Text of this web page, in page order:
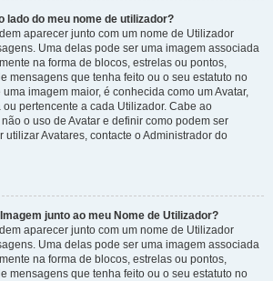
lado do meu nome de utilizador?
aparecer junto com um nome de Utilizador
Uma delas pode ser uma imagem associada
na forma de blocos, estrelas ou pontos,
mensagens que tenha feito ou o seu estatuto no
imagem maior, é conhecida como um Avatar,
pertencente a cada Utilizador. Cabe ao
o uso de Avatar e definir como podem ser
utilizar Avatares, contacte o Administrador do
junto ao meu Nome de Utilizador?
aparecer junto com um nome de Utilizador
Uma delas pode ser uma imagem associada
na forma de blocos, estrelas ou pontos,
mensagens que tenha feito ou o seu estatuto no